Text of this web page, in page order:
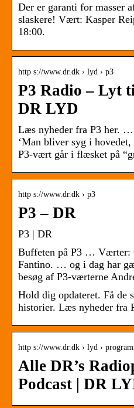
Der er garanti for masser
slaskere! Vært: Kasper
18:00.
http s://www.dr.dk › lyd › p3
P3 Radio – Lyt
DR LYD
Læs nyheder fra P3 her.
‘Man bliver syg i hovedet,
P3-vært går i flæsket på
http s://www.dr.dk › p3
P3 – DR
P3 | DR
Buffeten på P3 … Værter:
Fantino. … og i dag har
besøg af P3-værterne
Hold dig opdateret. Få de
historier. Læs nyheder fra
http s://www.dr.dk › lyd ›
Alle DR’s
Podcast | DR